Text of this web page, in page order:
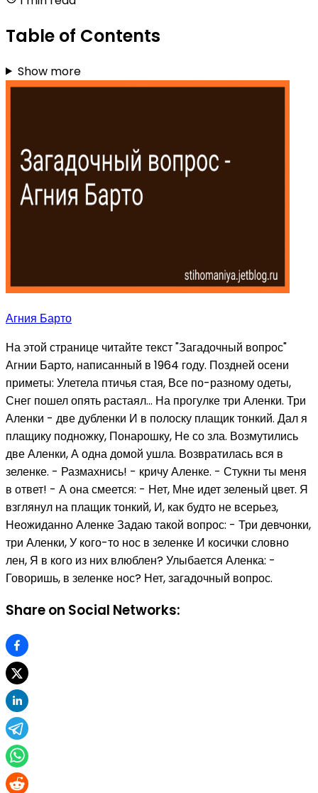
Table of Contents
Show more
Агния Барто
На этой странице читайте текст "Загадочный вопрос"
Агнии Барто, написанный в 1964 году. Поздней осени
приметы: Улетела птичья стая, Все по-разному одеты,
Снег пошел опять растаял... На прогулке три Аленки. Три
Аленки - две дубленки И в полоску плащик тонкий. Дал я
плащику подножку, Понарошку, Не со зла. Возмутились
две Аленки, А одна домой ушла. Возвратилась вся в
зеленке. - Размахнись! - кричу Аленке. - Стукни ты меня
в ответ! - А она смеется: - Нет, Мне идет зеленый цвет. Я
взглянул на плащик тонкий, И, как будто не всерьез,
Неожиданно Аленке Задаю такой вопрос: - Три девчонки,
три Аленки, У кого-то нос в зеленке И косички словно
лен, Я в кого из них влюблен? Улыбается Аленка: -
Говоришь, в зеленке нос? Нет, загадочный вопрос.
Share on Social Networks: